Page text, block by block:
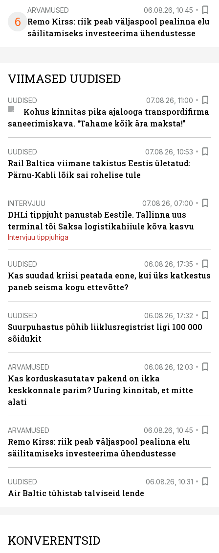
6
ARVAMUSED 06.08.26, 10:45
Remo Kirss: riik peab väljaspool pealinna elu
säilitamiseks investeerima ühendustesse
VIIMASED UUDISED
UUDISED 07.08.26, 11:00
Kohus kinnitas pika ajalooga transpordifirma
saneerimiskava. “Tahame kõik ära maksta!”
UUDISED 07.08.26, 10:53
Rail Baltica viimane takistus Eestis ületatud:
Pärnu-Kabli lõik sai rohelise tule
INTERVJUU 07.08.26, 07:00
DHLi tippjuht panustab Eestile. Tallinna uus
terminal tõi Saksa logistikahiiule kõva kasvu
Intervjuu tippjuhiga
UUDISED 06.08.26, 17:35
Kas suudad kriisi peatada enne, kui üks katkestus
paneb seisma kogu ettevõtte?
UUDISED 06.08.26, 17:32
Suurpuhastus pühib liiklusregistrist ligi 100 000
sõidukit
ARVAMUSED 06.08.26, 12:03
Kas korduskasutatav pakend on ikka
keskkonnale parim? Uuring kinnitab, et mitte
alati
ARVAMUSED 06.08.26, 10:45
Remo Kirss: riik peab väljaspool pealinna elu
säilitamiseks investeerima ühendustesse
UUDISED 06.08.26, 10:31
Air Baltic tühistab talviseid lende
KONVERENTSID